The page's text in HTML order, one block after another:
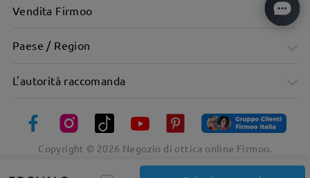
Vendita Firmoo
Paese / Region
L'autorità raccomanda
Copyright © 2026 Negozio di ottica online Firmoo.